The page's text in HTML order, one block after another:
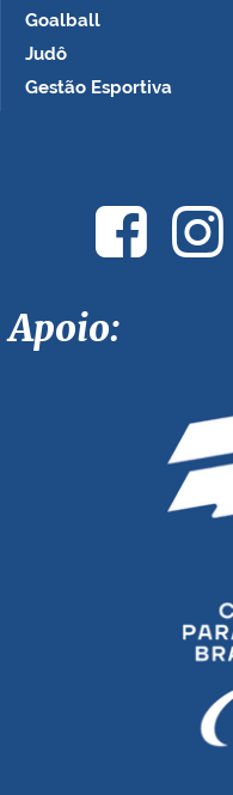
Goalball
Judô
Gestão Esportiva
Apoio: